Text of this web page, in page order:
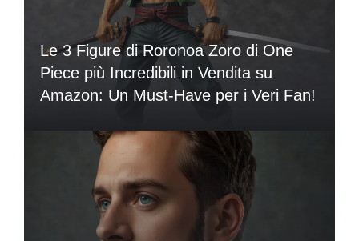
Le 3 Figure di Roronoa Zoro di One
Piece più Incredibili in Vendita su
Amazon: Un Must-Have per i Veri Fan!